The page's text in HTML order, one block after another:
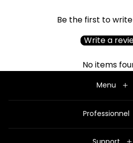
Be the first to
Write a
No items
Menu
Professionnel